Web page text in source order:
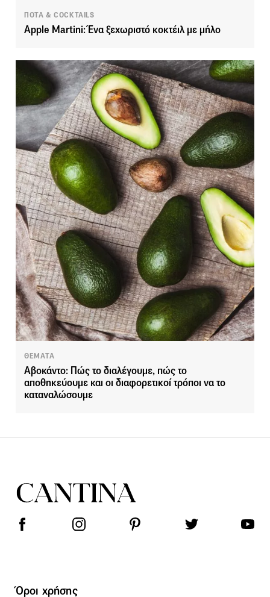
ΠΟΤΑ & COCKTAILS
Apple Martini: Ένα ξεχωριστό κοκτέιλ με μήλο
ΘΕΜΑΤΑ
Αβοκάντο: Πώς το διαλέγουμε, πώς το
αποθηκεύουμε και οι διαφορετικοί τρόποι να το
καταναλώσουμε
Όροι χρήσης